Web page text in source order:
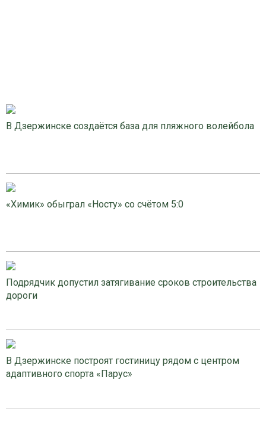
В Дзержинске создаётся база для пляжного волейбола
«Химик» обыграл «Носту» со счётом 5:0
Подрядчик допустил затягивание сроков строительства
дороги
В Дзержинске построят гостиницу рядом с центром
адаптивного спорта «Парус»